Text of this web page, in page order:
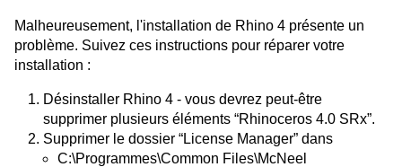
Malheureusement, l'installation de Rhino 4 présente un
problème. Suivez ces instructions pour réparer votre
installation :
Désinstaller Rhino 4 - vous devrez peut-être
supprimer plusieurs éléments “Rhinoceros 4.0 SRx”.
Supprimer le dossier “License Manager” dans
C:\Programmes\Common Files\McNeel